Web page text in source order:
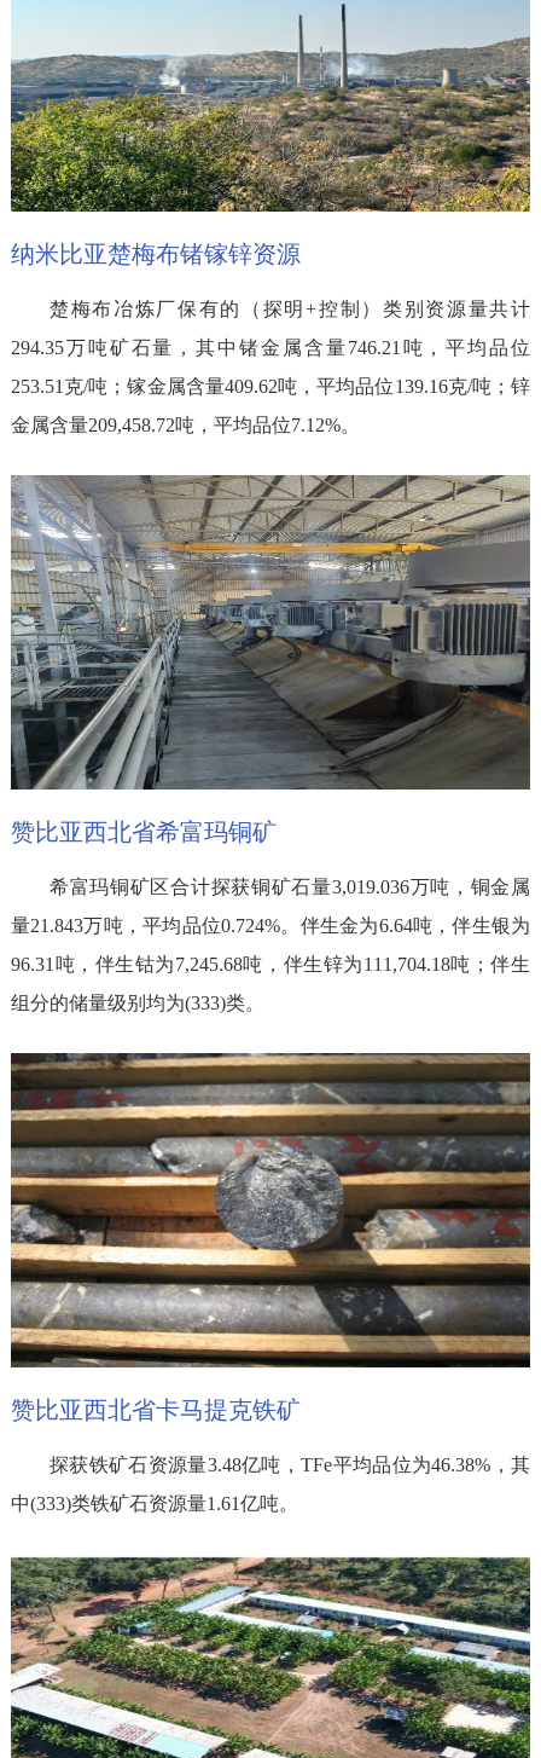
纳米比亚楚梅布锗镓锌资源
楚梅布冶炼厂保有的（探明+控制）类别资源量共计
294.35万吨矿石量，其中锗金属含量746.21吨，平均品位
253.51克/吨；镓金属含量409.62吨，平均品位139.16克/吨；锌
金属含量209,458.72吨，平均品位7.12%。
赞比亚西北省希富玛铜矿
希富玛铜矿区合计探获铜矿石量3,019.036万吨，铜金属
量21.843万吨，平均品位0.724%。伴生金为6.64吨，伴生银为
96.31吨，伴生钴为7,245.68吨，伴生锌为111,704.18吨；伴生
组分的储量级别均为(333)类。
赞比亚西北省卡马提克铁矿
探获铁矿石资源量3.48亿吨，TFe平均品位为46.38%，其
中(333)类铁矿石资源量1.61亿吨。